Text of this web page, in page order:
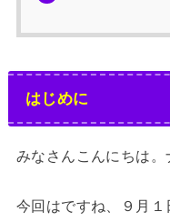
はじめに
みなさんこんにちは。
今回はですね、９月１